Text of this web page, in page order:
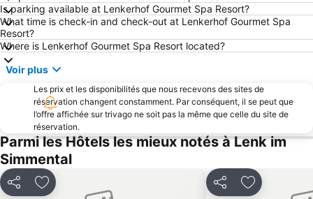
Glacier d'Aletsch
Fribourg Centre
Int. Trucker & Country Festival
Parc naturel Blausee
Le Lac Noir
Visites guidées de la ville de Thoune
Les Diablerets et Glacier 3000
Gstaad Mountain Rides
Les Mosses - La Lècherette
Leysin Oxygène des Alpes
Station Interlaken West
AgriMesse Thun-Expo
Festival de Jazz de Montreux
Stockhorn
Bahnhof Lauterbrunnen
Burgerbad Therme
St Beatus Höhlen
Schilthorn - Piz Gloria
Is parking available at Lenkerhof Gourmet Spa Resort?
What time is check-in and check-out at Lenkerhof Gourmet Spa
Resort?
Where is Lenkerhof Gourmet Spa Resort located?
Voir plus
Les prix et les disponibilités que nous recevons des sites de
réservation changent constamment. Par conséquent, il se peut que
l’offre affichée sur trivago ne soit pas la même que celle du site de
réservation.
Parmi les Hôtels les mieux notés à Lenk im
Simmental
PartagerAjouter à mes favoris PartagerAjouter à